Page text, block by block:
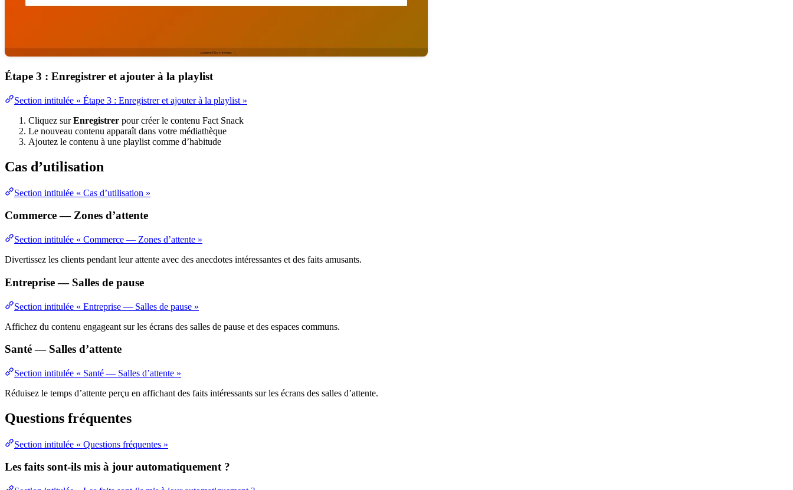
Étape 3 : Enregistrer et ajouter à la playlist
Section intitulée « Étape 3 : Enregistrer et ajouter à la playlist »
Cliquez surEnregistrer pour créer le contenu Fact Snack
Le nouveau contenu apparaît dans votre médiathèque
Ajoutez le contenu à une playlist comme d’habitude
Cas d’utilisation
Section intitulée « Cas d’utilisation »
Commerce — Zones d’attente
Section intitulée « Commerce — Zones d’attente »
Divertissez les clients pendant leur attente avec des anecdotes intéressantes et des faits amusants.
Entreprise — Salles de pause
Section intitulée « Entreprise — Salles de pause »
Affichez du contenu engageant sur les écrans des salles de pause et des espaces communs.
Santé — Salles d’attente
Section intitulée « Santé — Salles d’attente »
Réduisez le temps d’attente perçu en affichant des faits intéressants sur les écrans des salles d’attente.
Questions fréquentes
Section intitulée « Questions fréquentes »
Les faits sont-ils mis à jour automatiquement ?